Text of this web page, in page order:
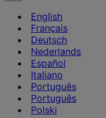
English
Français
Deutsch
Nederlands
Español
Italiano
Português
Português
Polski